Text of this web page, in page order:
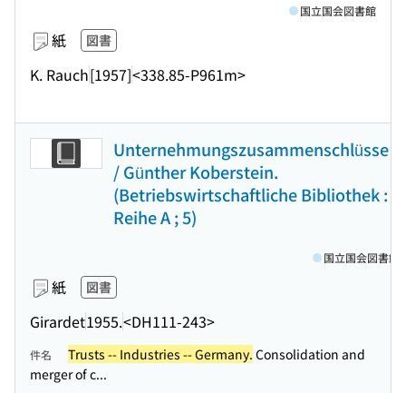
紙 図書
K. Rauch[1957]<338.85-P961m>
国立国会図書館
Unternehmungszusammenschlüsse
/ Günther Koberstein.
(Betriebswirtschaftliche Bibliothek :
Reihe A ; 5)
紙 図書
Girardet1955.<DH111-243>
国立国会図書館
件名 Trusts -- Industries -- Germany. Consolidation and
merger of c...